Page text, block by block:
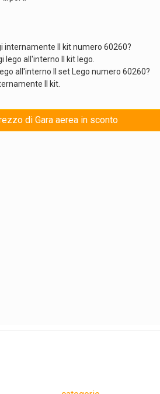
internamente Il kit numero 60260?
lego all'interno Il kit lego.
all'interno Il set Lego numero 60260?
Il kit.
di Gara aerea in sconto